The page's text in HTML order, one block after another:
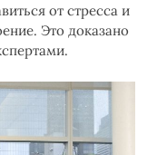
от стресса и
Это доказано